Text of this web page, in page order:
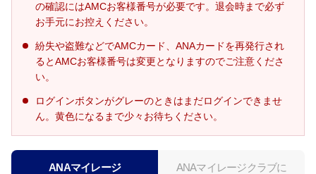
の確認にはAMCお客様番号が必要です。退会時まで必ず
お手元にお控えください。
紛失や盗難などでAMCカード、ANAカードを再発行され
るとAMCお客様番号は変更となりますのでご注意くださ
い。
ログインボタンがグレーのときはまだログインできませ
ん。黄色になるまで少々お待ちください。
ANAマイレージ
ANAマイレージクラブに